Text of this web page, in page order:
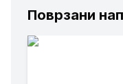
Поврзани